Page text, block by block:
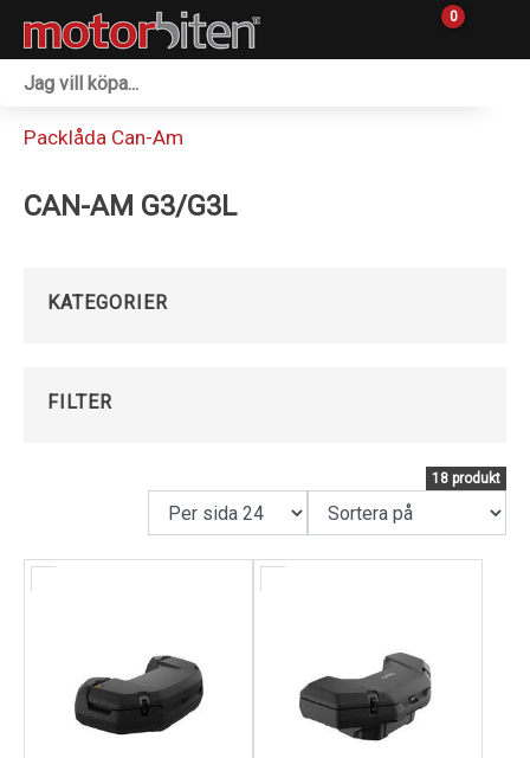
0
Kundservice
Packlåda Can-Am
CAN-AM G3/G3L
KATEGORIER
FILTER
18 produkt